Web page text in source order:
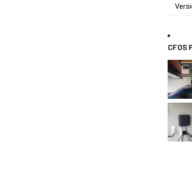
CFOS